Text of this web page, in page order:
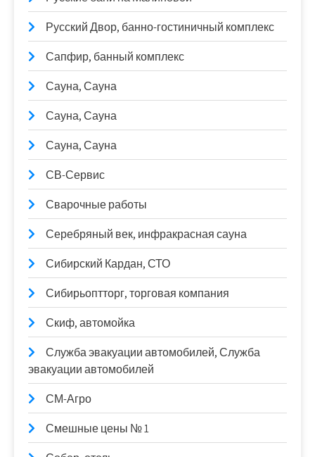
Русский Двор, банно-гостиничный комплекс
Сапфир, банный комплекс
Сауна, Сауна
Сауна, Сауна
Сауна, Сауна
СВ-Сервис
Сварочные работы
Серебряный век, инфракрасная сауна
Сибирский Кардан, СТО
Сибирьоптторг, торговая компания
Скиф, автомойка
Служба эвакуации автомобилей, Служба
эвакуации автомобилей
СМ-Агро
Смешные цены № 1